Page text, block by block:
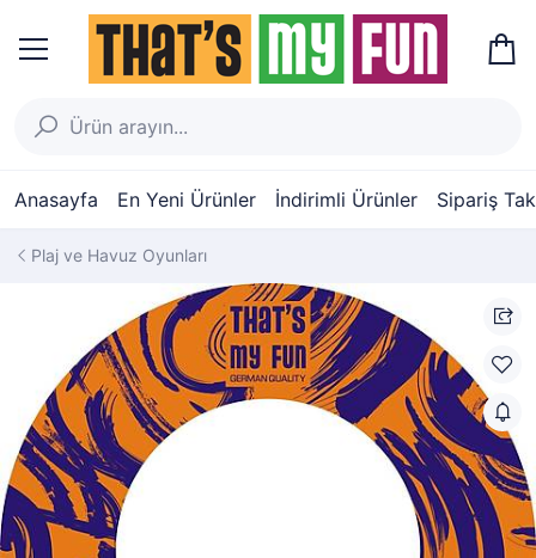
Anasayfa En Yeni Ürünler İndirimli Ürünler Sipariş
Plaj ve Havuz Oyunları